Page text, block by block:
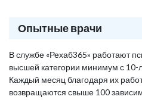
Опытные врачи
В службе «Рехаб365» работают
высшей категории минимум с
Каждый месяц благодаря их
возвращаются свыше 100